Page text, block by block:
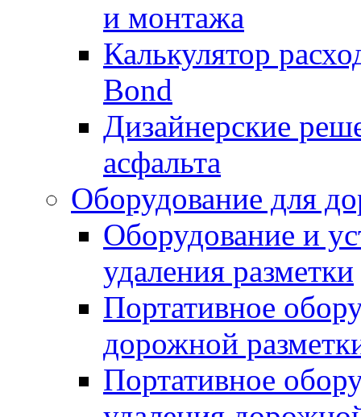
и монтажа
Калькулятор
Bond
Дизайнерские
асфальта
Оборудование для
Оборудование и
удаления разметки
Портативное
дорожной
Портативное